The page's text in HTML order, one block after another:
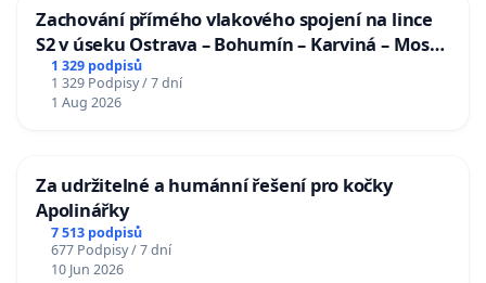
Zachování přímého vlakového spojení na lince
S2 v úseku Ostrava – Bohumín – Karviná – Mosty
u Jablunkova
1 329 podpisů
1 329 Podpisy / 7 dní
1 Aug 2026
Za udržitelné a humánní řešení pro kočky
Apolinářky
7 513 podpisů
677 Podpisy / 7 dní
10 Jun 2026